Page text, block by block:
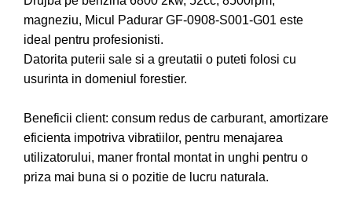
Echipamente ferma
Freze pentru zapada
Instalatii sanitare
Intretinere
Masini de maturat si accesorii
Masini de tuns iarba
Invertoare sudura - IGBT / MMA
Aspiratoare
Accesorii auto
Compresoare aer
Echipamente industriale de
brichetare / peletizare
Echipamente pentru protectia
muncii
magneziu, Micul Padurar GF-0908-S001-G01 este
ideal pentru profesionisti.
Datorita puterii sale si a greutatii o puteti folosi cu
usurinta in domeniul forestier.
Beneficii client: consum redus de carburant, amortizare
eficienta impotriva vibratiilor, pentru menajarea
utilizatorului, maner frontal montat in unghi pentru o
priza mai buna si o pozitie de lucru naturala.